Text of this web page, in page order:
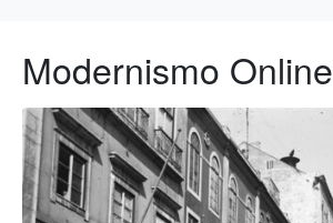
Modernismo Online